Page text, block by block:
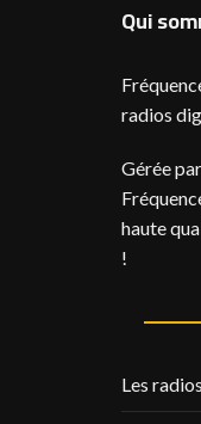
Qui
radios
Gérée
haute
!
Les